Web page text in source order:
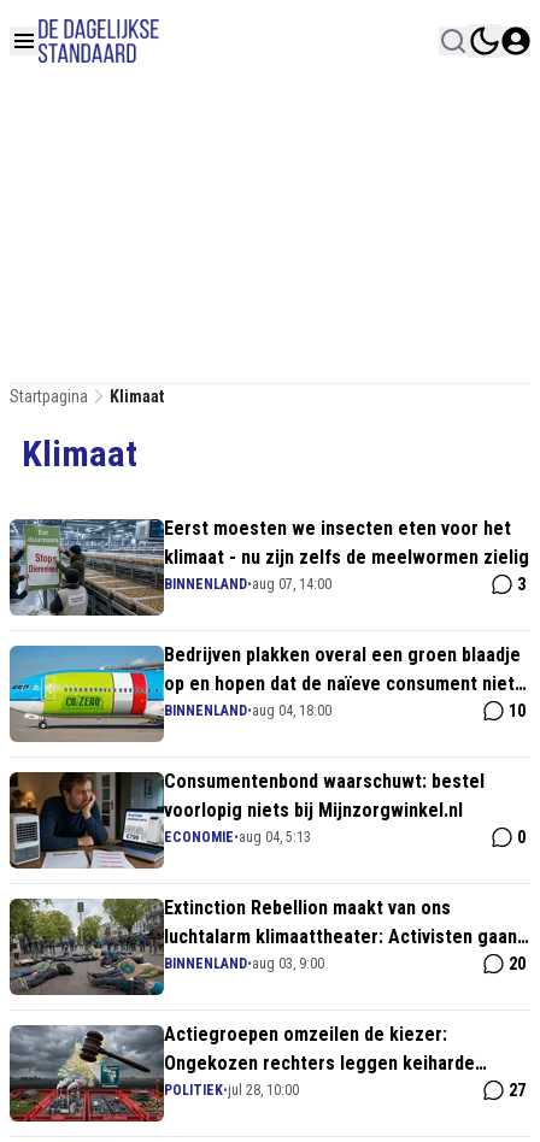
Startpagina Klimaat
Klimaat
Eerst moesten we insecten eten voor het
klimaat - nu zijn zelfs de meelwormen zielig
BINNENLAND•aug 07, 14:00 3
Bedrijven plakken overal een groen blaadje
op en hopen dat de naïeve consument niet
doorvraagt
BINNENLAND•aug 04, 18:00 10
Consumentenbond waarschuwt: bestel
voorlopig niets bij Mijnzorgwinkel.nl
ECONOMIE•aug 04, 5:13 0
Extinction Rebellion maakt van ons
luchtalarm klimaattheater: Activisten gaan
in vier steden 'voor dood' liggen!
BINNENLAND•aug 03, 9:00 20
Actiegroepen omzeilen de kiezer:
Ongekozen rechters leggen keiharde
klimaatdwang op aan burgers en MKB
POLITIEK•jul 28, 10:00 27